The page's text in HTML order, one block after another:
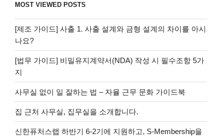
MOST VIEWED POSTS
[제조 가이드] 사출 1. 사출 설계와 금형 설계의 차이를 아시
나요?
[법무 가이드] 비밀유지계약서(NDA) 작성 시 필수조항 5가
지
사무실 없이 일 잘하는 법 – 자율 근무 문화 가이드북
집 근처 사무실, 집무실을 소개합니다.
신한퓨처스랩 하반기 6-2기에 지원하고, S-Membership을